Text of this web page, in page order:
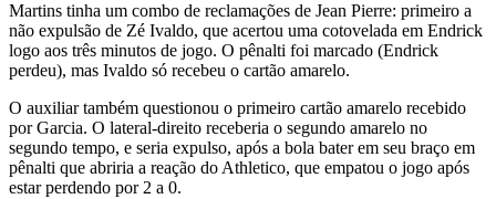
Martins tinha um combo de reclamações de Jean Pierre: primeiro a
não expulsão de Zé Ivaldo, que acertou uma cotovelada em Endrick
logo aos três minutos de jogo. O pênalti foi marcado (Endrick
perdeu), mas Ivaldo só recebeu o cartão amarelo.
O auxiliar também questionou o primeiro cartão amarelo recebido
por Garcia. O lateral-direito receberia o segundo amarelo no
segundo tempo, e seria expulso, após a bola bater em seu braço em
pênalti que abriria a reação do Athletico, que empatou o jogo após
estar perdendo por 2 a 0.